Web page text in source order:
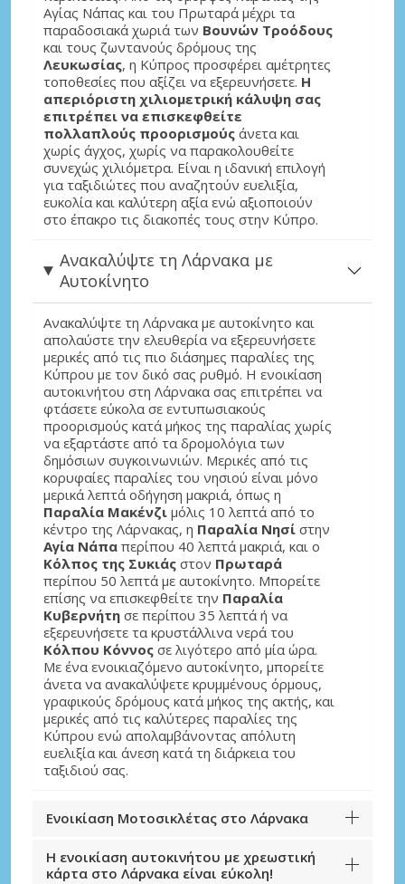
Αγίας Νάπας και του Πρωταρά μέχρι τα
παραδοσιακά χωριά των Βουνών Τροόδους
και τους ζωντανούς δρόμους της
Λευκωσίας, η Κύπρος προσφέρει αμέτρητες
τοποθεσίες που αξίζει να εξερευνήσετε. Η
απεριόριστη χιλιομετρική κάλυψη σας
επιτρέπει να επισκεφθείτε
πολλαπλούς προορισμούς άνετα και
χωρίς άγχος, χωρίς να παρακολουθείτε
συνεχώς χιλιόμετρα. Είναι η ιδανική επιλογή
για ταξιδιώτες που αναζητούν ευελιξία,
ευκολία και καλύτερη αξία ενώ αξιοποιούν
στο έπακρο τις διακοπές τους στην Κύπρο.
Ανακαλύψτε τη Λάρνακα με
Αυτοκίνητο
Ανακαλύψτε τη Λάρνακα με αυτοκίνητο και
απολαύστε την ελευθερία να εξερευνήσετε
μερικές από τις πιο διάσημες παραλίες της
Κύπρου με τον δικό σας ρυθμό. Η ενοικίαση
αυτοκινήτου στη Λάρνακα σας επιτρέπει να
φτάσετε εύκολα σε εντυπωσιακούς
προορισμούς κατά μήκος της παραλίας χωρίς
να εξαρτάστε από τα δρομολόγια των
δημόσιων συγκοινωνιών. Μερικές από τις
κορυφαίες παραλίες του νησιού είναι μόνο
μερικά λεπτά οδήγηση μακριά, όπως η
Παραλία Μακένζι μόλις 10 λεπτά από το
κέντρο της Λάρνακας, η Παραλία Νησί στην
Αγία Νάπα περίπου 40 λεπτά μακριά, και ο
Κόλπος της Συκιάς στον Πρωταρά
περίπου 50 λεπτά με αυτοκίνητο. Μπορείτε
επίσης να επισκεφθείτε την Παραλία
Κυβερνήτη σε περίπου 35 λεπτά ή να
εξερευνήσετε τα κρυστάλλινα νερά του
Κόλπου Κόννος σε λιγότερο από μία ώρα.
Με ένα ενοικιαζόμενο αυτοκίνητο, μπορείτε
άνετα να ανακαλύψετε κρυμμένους όρμους,
γραφικούς δρόμους κατά μήκος της ακτής, και
μερικές από τις καλύτερες παραλίες της
Κύπρου ενώ απολαμβάνοντας απόλυτη
ευελιξία και άνεση κατά τη διάρκεια του
ταξιδιού σας.
Ενοικίαση Μοτοσικλέτας στο Λάρνακα
Η ενοικίαση αυτοκινήτου με χρεωστική
κάρτα στο Λάρνακα είναι εύκολη!